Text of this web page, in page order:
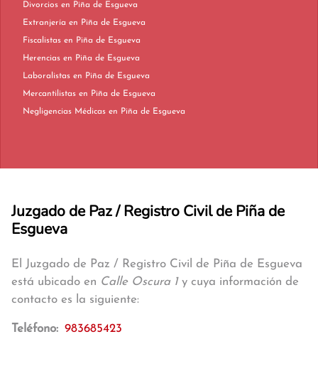
Divorcios en Piña de Esgueva
Extranjería en Piña de Esgueva
Fiscalistas en Piña de Esgueva
Herencias en Piña de Esgueva
Laboralistas en Piña de Esgueva
Mercantilistas en Piña de Esgueva
Negligencias Médicas en Piña de Esgueva
Juzgado de Paz / Registro Civil de Piña de
Esgueva
El Juzgado de Paz / Registro Civil de Piña de Esgueva
está ubicado en Calle Oscura 1y cuya información de
contacto es la siguiente:
Teléfono: 983685423